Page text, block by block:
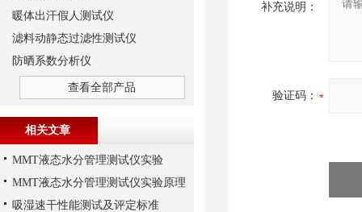
补充说明：
验证码：
暖体出汗假人测试仪
滤料动静态过滤性测试仪
防晒系数分析仪
查看全部产品
相关文章
MMT液态水分管理测试仪实验
MMT液态水分管理测试仪实验原理
吸湿速干性能测试及评定标准